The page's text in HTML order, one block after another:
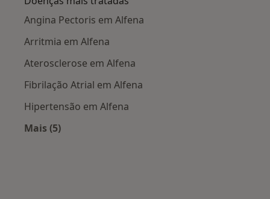
http://www.rtp.pt/play/p1043/e142199/sociedade-civil-
5.3- JORNAL NOTICIAS - 16 Fevereiro
5.4. MEDICAL NEWS
http://esc2014.newsfarma.pt/noticias/item/145-
os-desafios-da-especialidade.html
Angina Pectoris em Alfena
Arritmia em Alfena
Aterosclerose em Alfena
Fibrilação Atrial em Alfena
Hipertensão em Alfena
Mais (5)